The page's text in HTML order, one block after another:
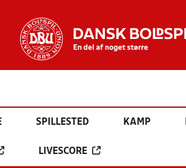
SPILLESTED KAMP
LIVESCORE